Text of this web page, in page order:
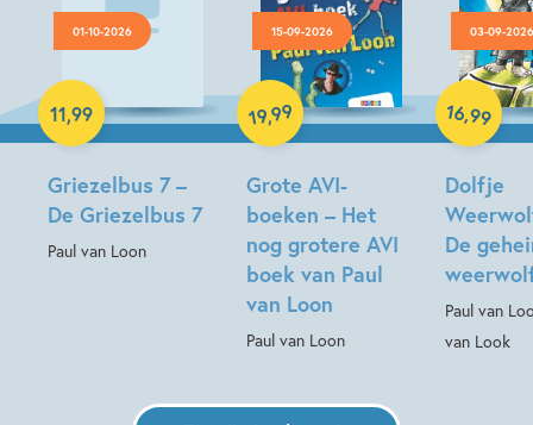
01-10-2026
Griezelbus 7 –
De Griezelbus 7
Paul van Loon
11,99
Luisterboek
15-09-2026
Grote AVI-
boeken – Het
nog grotere AVI
boek van Paul
van Loon
Paul van Loon
19,99
Hardcover
03-09-2026
Dolfje
De
Paul van
van Look
16,99
Hardcover